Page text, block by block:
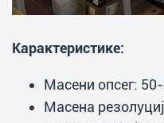
Карактеристике:
Масени опсег:
Масена